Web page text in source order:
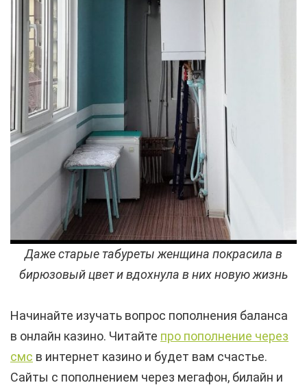
Даже старые табуреты женщина покрасила в
бирюзовый цвет и вдохнула в них новую жизнь
Начинайте изучать вопрос пополнения баланса
в онлайн казино. Читайте про пополнение через
смс в интернет казино и будет вам счастье.
Сайты с пополнением через мегафон, билайн и